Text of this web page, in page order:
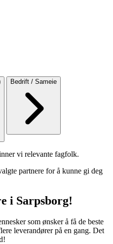
Bedrift / Sameie
vi relevante fagfolk.
partnere for å kunne gi deg
i Sarpsborg!
som ønsker å få de beste
leverandører på en gang. Det